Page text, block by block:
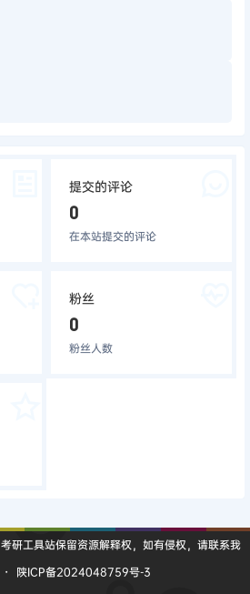
提交的评论
0
在本站提交的评论
粉丝
0
粉丝人数
考研工具站保留资源解释权，如有侵权，请联系我
・
陕ICP备2024048759号-3